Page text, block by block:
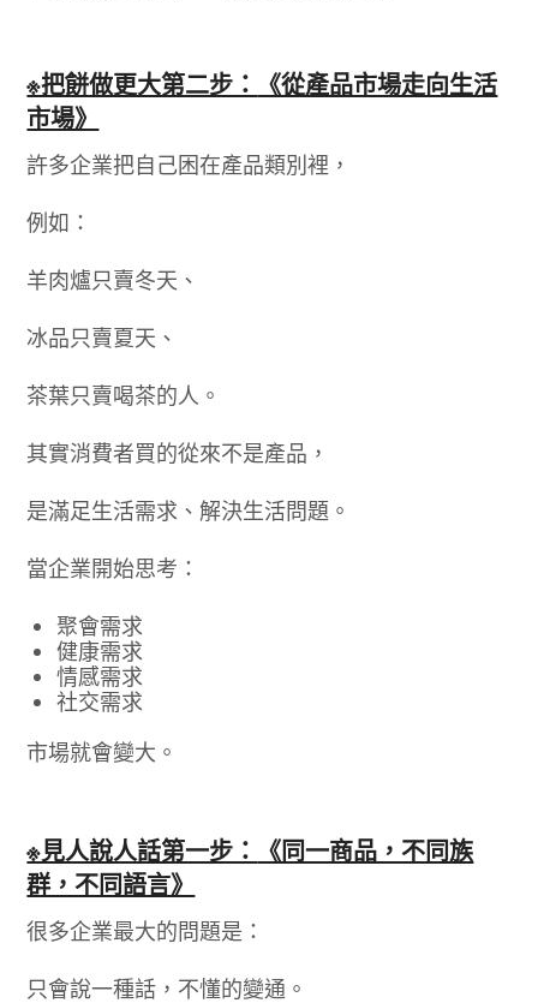
※把餅做更大第二步：
《從產品市場走向生活
市場》
許多企業把自己困在產品類別裡，
例如：
羊肉爐只賣冬天、
冰品只賣夏天、
茶葉只賣喝茶的人。
其實消費者買的從來不是產品，
是滿足生活需求、解決生活問題。
當企業開始思考：
聚會需求
健康需求
情感需求
社交需求
市場就會變大。
※見人說人話第一步：
《同一商品，不同族
群，不同語言》
很多企業最大的問題是：
只會說一種話，不懂的變通。